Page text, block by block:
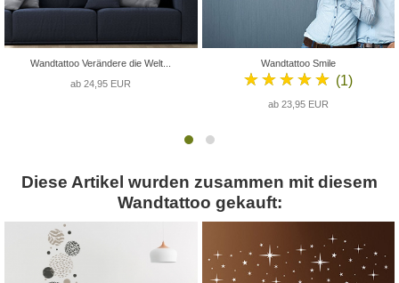
Wandtattoo Verändere die Welt...
ab 24,95 EUR
Wandtattoo Smile
★★★★★ (1)
ab 23,95 EUR
Diese Artikel wurden zusammen mit diesem
Wandtattoo gekauft: